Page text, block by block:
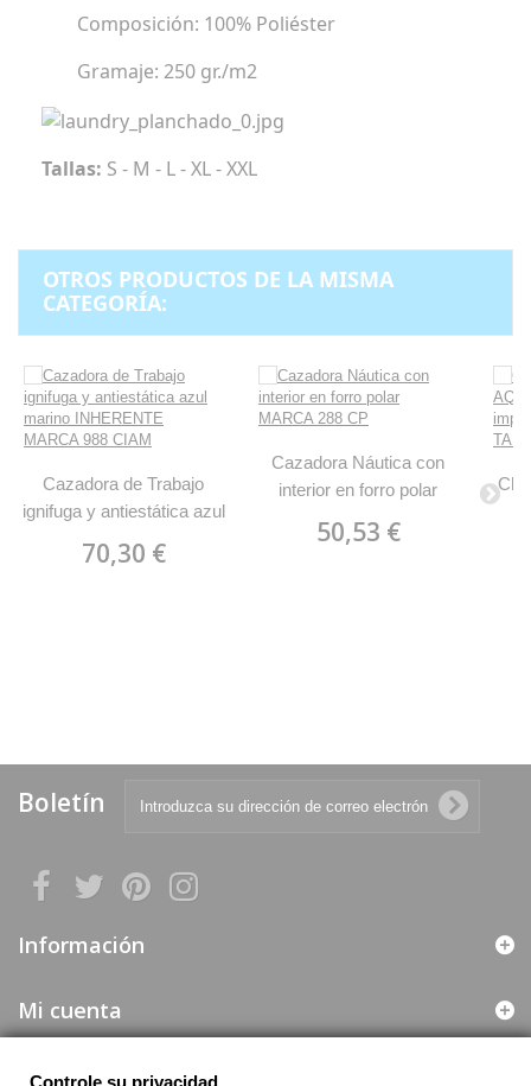
Composición: 100% Poliéster
Gramaje: 250 gr./m2
Tallas: S - M - L - XL - XXL
OTROS PRODUCTOS DE LA MISMA
CATEGORÍA:
Cazadora de Trabajo
ignifuga y antiestática azul
MARCA 988 CIAM
70,30 €
Cazadora Náutica con
interior en forro polar
50,53 €
Boletín
Información
Mi cuenta
Web segura
Controle su privacidad